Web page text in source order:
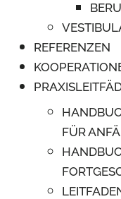
REFERENZEN
FÜR